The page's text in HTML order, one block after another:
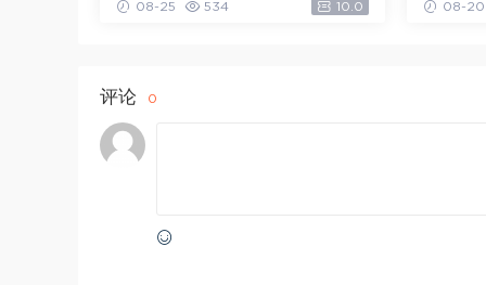
08-25 534 10.0 08-20
评论 0